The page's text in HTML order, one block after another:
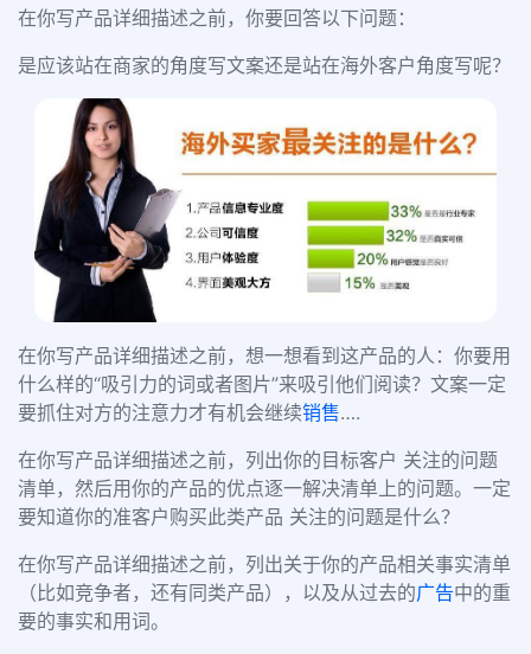
在你写产品详细描述之前，你要回答以下问题：
是应该站在商家的角度写文案还是站在海外客户角度写呢？
在你写产品详细描述之前，想一想看到这产品的人：你要用
什么样的“吸引力的词或者图片”来吸引他们阅读？文案一定
要抓住对方的注意力才有机会继续销售….
在你写产品详细描述之前，列出你的目标客户 关注的问题
清单，然后用你的产品的优点逐一解决清单上的问题。一定
要知道你的准客户购买此类产品 关注的问题是什么？
在你写产品详细描述之前，列出关于你的产品相关事实清单
（比如竞争者，还有同类产品），以及从过去的广告中的重
要的事实和用词。